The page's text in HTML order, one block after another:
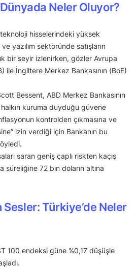
Neler Oluyor?
hisselerindeki yüksek
yazılım sektöründe satışların
bir seyir izlenirken, gözler Avrupa
ile İngiltere Merkez Bankasının (BoE)
Bessent, ABD Merkez Bankasının
halkın kuruma duyduğu güvene
kontrolden çıkmasına ve
izin verdiği için Bankanın bu
saran geniş çaplı riskten kaçış
süreliğine 72 bin doların altına
Türkiye’de Neler
100 endeksi güne %0,17 düşüşle